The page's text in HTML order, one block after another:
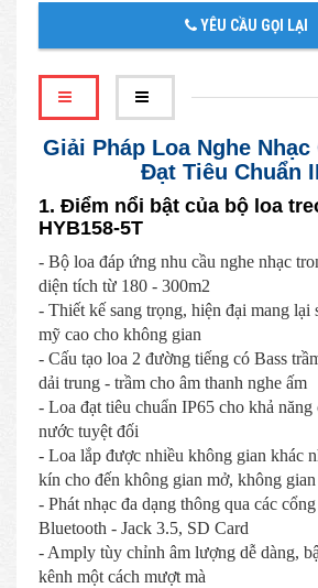
YÊU CẦU GỌI LẠI
Giải Pháp Loa Nghe
Đạt Tiêu Chuẩn
1. Điểm nổi bật của bộ loa
HYB158-5T
- Bộ loa đáp ứng nhu cầu nghe nhạc
diện tích từ 180 - 300m2
- Thiết kế sang trọng, hiện đại mang lại
mỹ cao cho không gian
- Cấu tạo loa 2 đường tiếng có Bass
dải trung - trầm cho âm thanh nghe ấm
- Loa đạt tiêu chuẩn IP65 cho khả
nước tuyệt đối
- Loa lắp được nhiều không gian khác
kín cho đến không gian mở, không
- Phát nhạc đa dạng thông qua các
Bluetooth - Jack 3.5, SD Card
- Amply tùy chỉnh âm lượng dễ dàng,
kênh một cách mượt mà